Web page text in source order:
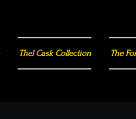
Thel Cask Collection The